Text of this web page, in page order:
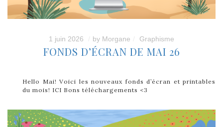
1 juin 2026 by Morgane Graphisme
FONDS D’ÉCRAN DE MAI 26
Hello Mai! Voici les nouveaux fonds d’écran et printables
du mois! ICI Bons téléchargements <3